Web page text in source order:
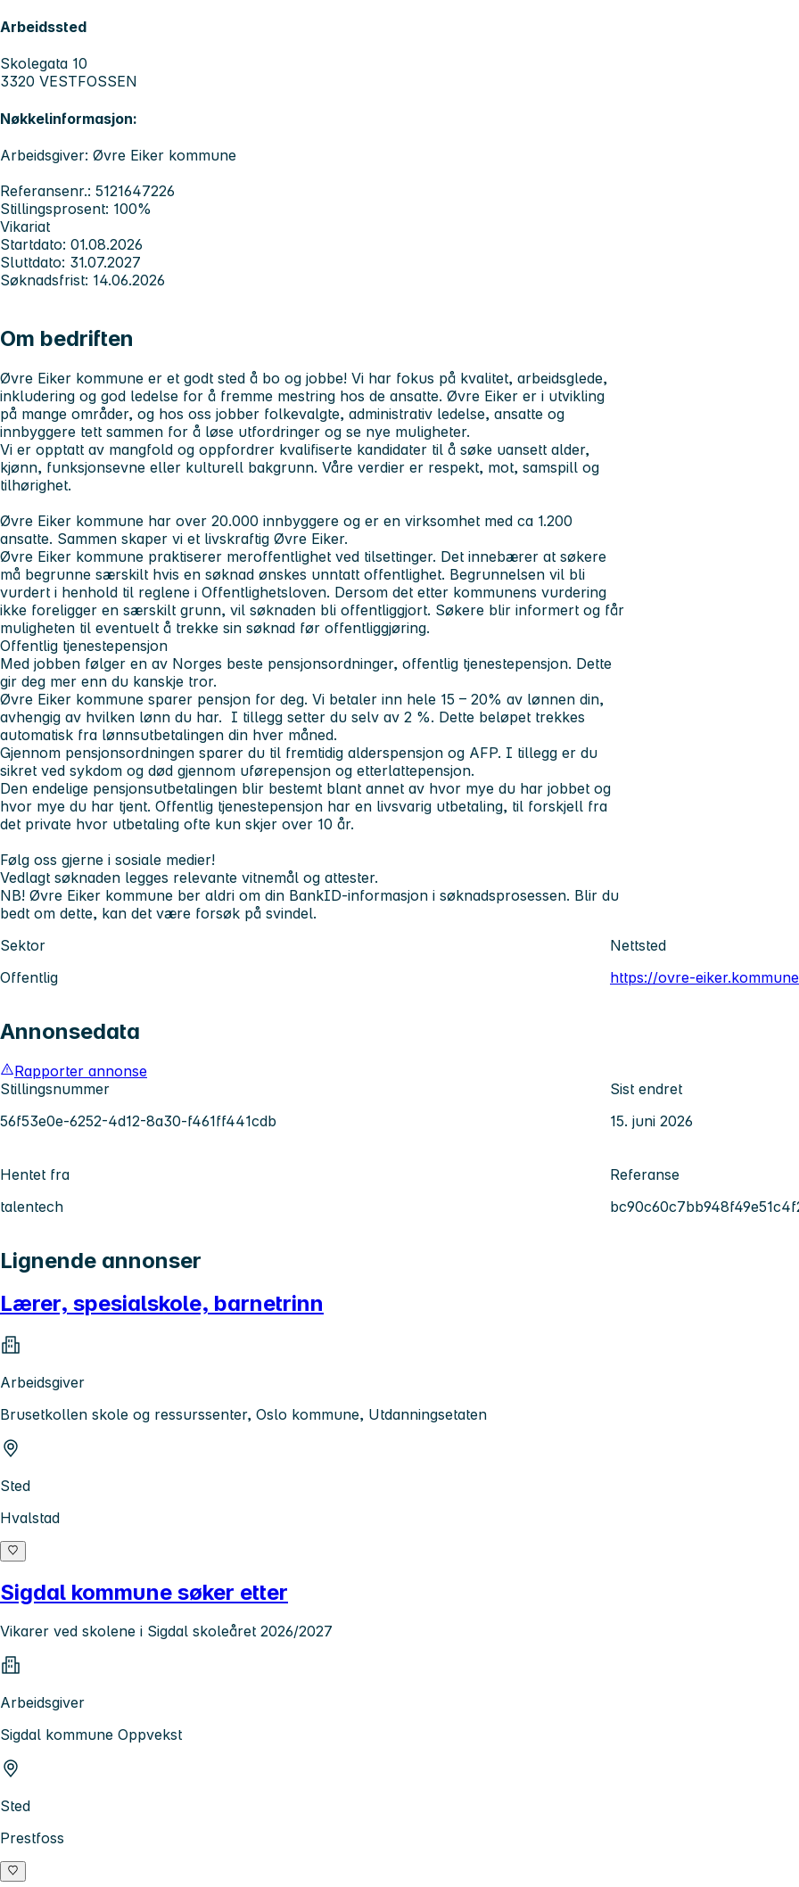
Arbeidssted
Skolegata 10
3320 VESTFOSSEN
Nøkkelinformasjon:
Arbeidsgiver: Øvre Eiker kommune
Referansenr.: 5121647226
Stillingsprosent: 100%
Vikariat
Startdato: 01.08.2026
Sluttdato: 31.07.2027
Søknadsfrist: 14.06.2026
Om bedriften
Øvre Eiker kommune er et godt sted å bo og jobbe! Vi har fokus på kvalitet, arbeidsglede,
inkludering og god ledelse for å fremme mestring hos de ansatte. Øvre Eiker er i utvikling
på mange områder, og hos oss jobber folkevalgte, administrativ ledelse, ansatte og
innbyggere tett sammen for å løse utfordringer og se nye muligheter.
Vi er opptatt av mangfold og oppfordrer kvalifiserte kandidater til å søke uansett alder,
kjønn, funksjonsevne eller kulturell bakgrunn. Våre verdier er respekt, mot, samspill og
tilhørighet.
Øvre Eiker kommune har over 20.000 innbyggere og er en virksomhet med ca 1.200
ansatte. Sammen skaper vi et livskraftig Øvre Eiker.
Øvre Eiker kommune praktiserer meroffentlighet ved tilsettinger. Det innebærer at søkere
må begrunne særskilt hvis en søknad ønskes unntatt offentlighet. Begrunnelsen vil bli
vurdert i henhold til reglene i Offentlighetsloven. Dersom det etter kommunens vurdering
ikke foreligger en særskilt grunn, vil søknaden bli offentliggjort. Søkere blir informert og får
muligheten til eventuelt å trekke sin søknad før offentliggjøring.
Offentlig tjenestepensjon
Med jobben følger en av Norges beste pensjonsordninger, offentlig tjenestepensjon. Dette
gir deg mer enn du kanskje tror.
Øvre Eiker kommune sparer pensjon for deg. Vi betaler inn hele 15 – 20% av lønnen din,
avhengig av hvilken lønn du har. I tillegg setter du selv av 2 %. Dette beløpet trekkes
automatisk fra lønnsutbetalingen din hver måned.
Gjennom pensjonsordningen sparer du til fremtidig alderspensjon og AFP. I tillegg er du
sikret ved sykdom og død gjennom uførepensjon og etterlattepensjon.
Den endelige pensjonsutbetalingen blir bestemt blant annet av hvor mye du har jobbet og
hvor mye du har tjent. Offentlig tjenestepensjon har en livsvarig utbetaling, til forskjell fra
det private hvor utbetaling ofte kun skjer over 10 år.
Følg oss gjerne i sosiale medier!
Vedlagt søknaden legges relevante vitnemål og attester.
NB! Øvre Eiker kommune ber aldri om din BankID-informasjon i søknadsprosessen. Blir du
bedt om dette, kan det være forsøk på svindel.
Sektor
Offentlig
Nettsted
https://ovre-
Annonsedata
Rapporter annonse
Stillingsnummer
56f53e0e-6252-4d12-8a30-f461ff441cdb
Sist endret
15. juni 2026
Hentet fra
talentech
Referanse
Lignende annonser
Lærer, spesialskole, barnetrinn
Arbeidsgiver
Brusetkollen skole og ressurssenter, Oslo kommune, Utdanningsetaten
Sted
Hvalstad
Sigdal kommune søker etter
Vikarer ved skolene i Sigdal skoleåret 2026/2027
Arbeidsgiver
Sigdal kommune Oppvekst
Sted
Prestfoss